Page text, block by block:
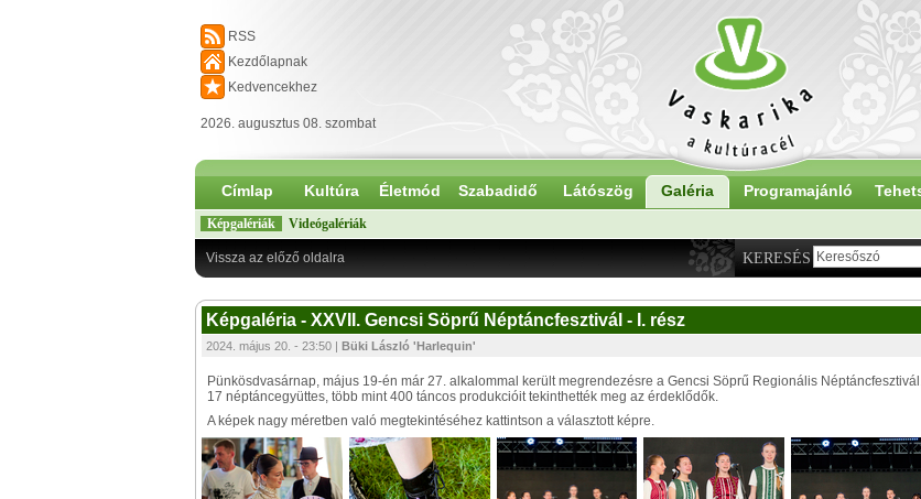
RSS
Kezdőlapnak
Kedvencekhez
2026. augusztus 08. szombat
Címlap Kultúra Életmód Szabadidő Látószög Galéria Programajánló
Képgalériák Videógalériák
KERESÉS
Vissza az előző oldalra
Képgaléria - XXVII. Gencsi Söprű Néptáncfesztivál - I. rész
2024. május 20. - 23:50 | Büki László 'Harlequin'
Pünkösdvasárnap, május 19-én már 27. alkalommal került megrendezésre a Gencsi Söprű Regionális
17 néptáncegyüttes, több mint 400 táncos produkcióit tekinthették meg az érdeklődők.
A képek nagy méretben való megtekintéséhez kattintson a választott képre.